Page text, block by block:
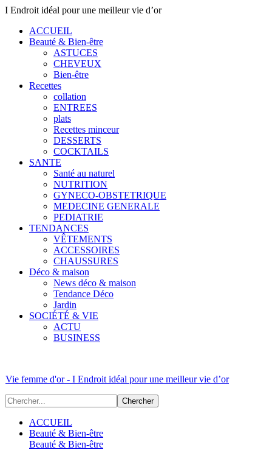
I Endroit idéal pour une meilleur vie d’or
ACCUEIL
Beauté & Bien-être
ASTUCES
CHEVEUX
Bien-être
Recettes
collation
ENTREES
plats
Recettes minceur
DESSERTS
COCKTAILS
SANTE
Santé au naturel
NUTRITION
GYNECO-OBSTETRIQUE
MEDECINE GENERALE
PEDIATRIE
TENDANCES
VÊTEMENTS
ACCESSOIRES
CHAUSSURES
Déco & maison
News déco & maison
Tendance Déco
Jardin
SOCIÉTÉ & VIE
ACTU
BUSINESS
Vie femme d'or - I Endroit idéal pour une meilleur vie d’or
ACCUEIL
Beauté & Bien-être
Beauté & Bien-être